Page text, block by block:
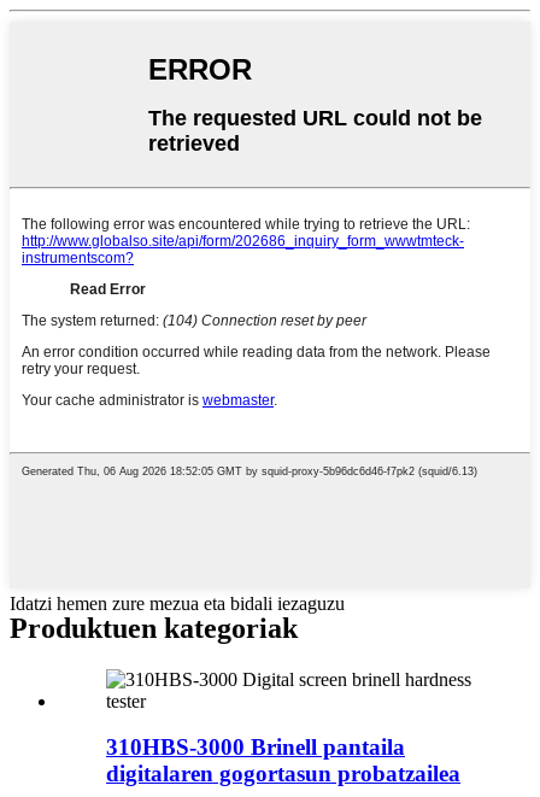
Idatzi hemen zure mezua eta bidali iezaguzu
Produktuen kategoriak
310HBS-3000 Brinell pantaila
digitalaren gogortasun probatzailea